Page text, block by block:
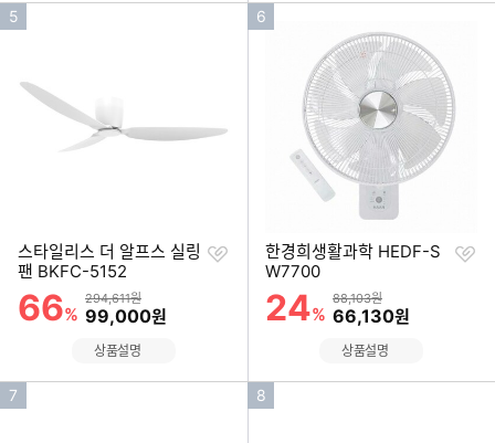
인
5
스타일리스 더 알프스 실링
팬 BKFC-5152
할인률
66%
상품금액
294,611원
할인금액
99,000원
찜
상품설명
인
6
한경희생활과학 HEDF-S
W7700
할인률
24%
상품금액
88,103원
할인금액
66,130원
찜
상품설명
인
7
인
8